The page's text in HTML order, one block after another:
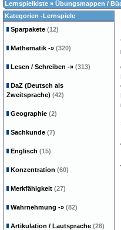
Lernspielkiste » Übungsmappen /
Kategorien -Lernspiele
Sparpakete (12)
Mathematik -» (320)
Lesen / Schreiben -» (313)
DaZ (Deutsch als
Zweitsprache) (42)
Geographie (2)
Sachkunde (7)
Englisch (15)
Konzentration (60)
Merkfähigkeit (27)
Wahrnehmung -» (82)
Artikulation / Lautsprache (28)